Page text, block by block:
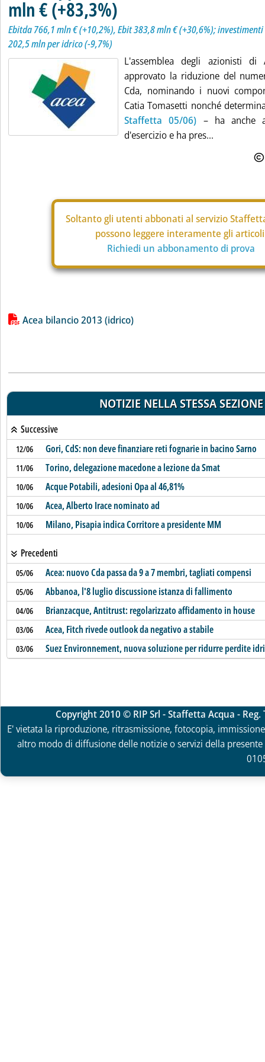
mln € (+83,3%)
Ebitda 766,1 mln € (+10,2%), Ebit 383,8 mln € (+30,6%);
202,5 mln per idrico (-9,7%)
L'assemblea degli azionisti
approvato la riduzione del
Cda, nominando i nuovi
Catia Tomasetti nonché
Staffetta 05/06) – ha anche
d'esercizio e ha pres...
Soltanto gli utenti abbonati al servizio
possono leggere interamente gli
Richiedi un abbonamento di prova
Lista allegati PDF alla notizia
Acea bilancio 2013 (idrico)
NOTIZIE NELLA STESSA SEZIONE
Successive
12/06 Gori, CdS: non deve finanziare reti fognarie in bacino Sarno
11/06 Torino, delegazione macedone a lezione da Smat
10/06 Acque Potabili, adesioni Opa al 46,81%
10/06 Acea, Alberto Irace nominato ad
10/06 Milano, Pisapia indica Corritore a presidente MM
Precedenti
05/06 Acea: nuovo Cda passa da 9 a 7 membri, tagliati compensi
05/06 Abbanoa, l'8 luglio discussione istanza di fallimento
04/06 Brianzacque, Antitrust: regolarizzato affidamento in house
03/06 Acea, Fitch rivede outlook da negativo a stabile
03/06 Suez Environnement, nuova soluzione per ridurre perdite
Copyright 2010 © RIP Srl - Staffetta Acqua -
E' vietata la riproduzione, ritrasmissione, fotocopia,
altro modo di diffusione delle notizie o servizi della